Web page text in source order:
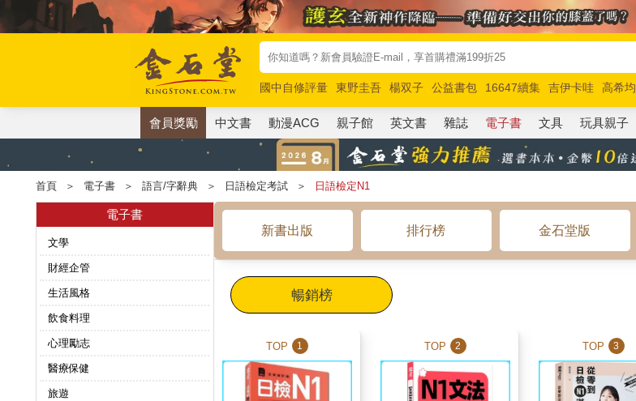
國中自修評量 東野圭吾 楊双子 公益書包 16647續集 吉伊卡哇 高希均
唯紅花綻放
奧德賽 路邊攤新作 馬斯克 玩具總動員5 超慢跑
會員獎勵 中文書 動漫ACG 親子館 英文書 雜誌 電子書 文具 玩具親子
首頁 ＞ 電子書 ＞ 語言/字辭典 ＞ 日語檢定考試 ＞ 日語檢定N1
電子書
文學
財經企管
生活風格
飲食料理
心理勵志
醫療保健
旅遊
新書出版 排行榜 金石堂版
暢銷榜
TOP 1 TOP 2 TOP 3